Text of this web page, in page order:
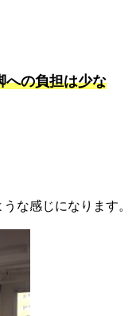
への負担は少な
な感じになります。